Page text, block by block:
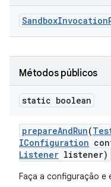
SandboxInvocation
Métodos públicos
static boolean
prepareAndRun(
IConfiguration
Listener listener)
Faça a configuração e